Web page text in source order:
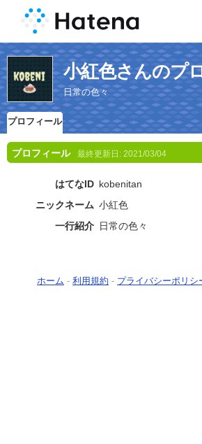
小紅色さんのプ
日常の色々
プロフィール
プロフィール 最終更新日: 2021/03/04
はてなID kobenitan
ニックネーム 小紅色
一行紹介 日常の色々
ホーム - 利用規約 - プライバシーポリシ